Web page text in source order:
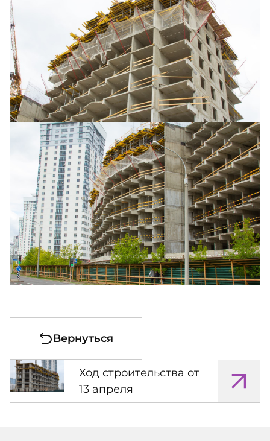
Вернуться
Ход строительства от
13 апреля